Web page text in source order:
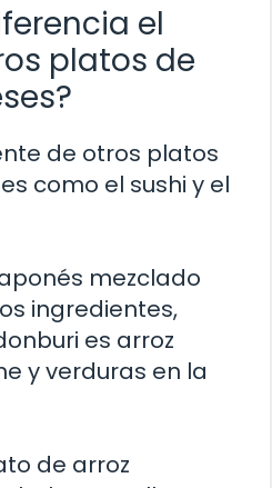
el
platos de
de otros platos
como el sushi y el
mezclado
ingredientes,
es arroz
y verduras en la
de arroz